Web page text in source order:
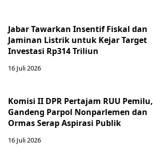
Jabar Tawarkan Insentif Fiskal dan
Jaminan Listrik untuk Kejar Target
Investasi Rp314 Triliun
16 Juli 2026
Komisi II DPR Pertajam RUU Pemilu,
Gandeng Parpol Nonparlemen dan
Ormas Serap Aspirasi Publik
16 Juli 2026